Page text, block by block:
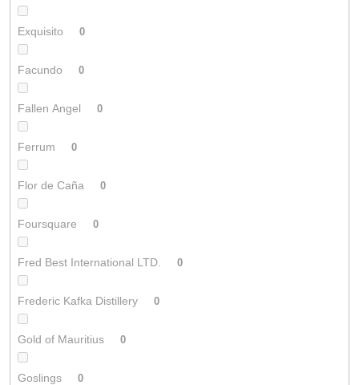
Exquisito 0
Facundo 0
Fallen Angel 0
Ferrum 0
Flor de Caña 0
Foursquare 0
Fred Best International LTD. 0
Frederic Kafka Distillery 0
Gold of Mauritius 0
Goslings 0